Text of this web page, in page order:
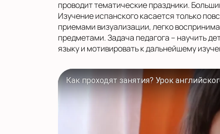
проводит тематические праздники.
Изучение испанского касается только
приемами визуализации, легко
предметами. Задача педагога – научить
языку и мотивировать к дальнейшему
Как проходят занятия? Урок